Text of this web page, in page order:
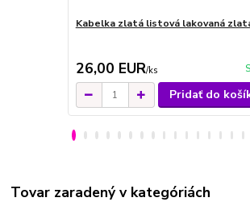
Kabelka zlatá listová lakovaná
26,00 EUR/ks
Pridať do
Tovar zaradený v kategóriách